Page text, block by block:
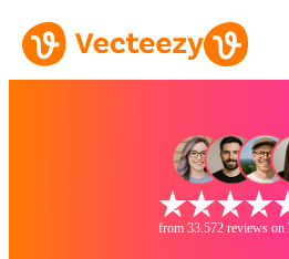
from 33.572 reviews on